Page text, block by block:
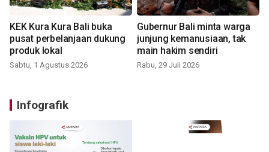
KEK Kura Kura Bali buka
pusat perbelanjaan dukung
produk lokal
Sabtu, 1 Agustus 2026
Gubernur Bali minta warga
junjung kemanusiaan, tak
main hakim sendiri
Rabu, 29 Juli 2026
Infografik